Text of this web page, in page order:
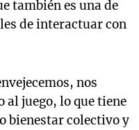
también es una de
de interactuar con
nos
juego, lo que tiene
bienestar colectivo y